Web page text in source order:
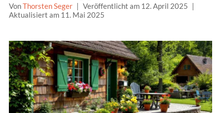
VonThorsten Seger | Veröffentlicht am 12. April 2025 |
Aktualisiert am 11. Mai 2025